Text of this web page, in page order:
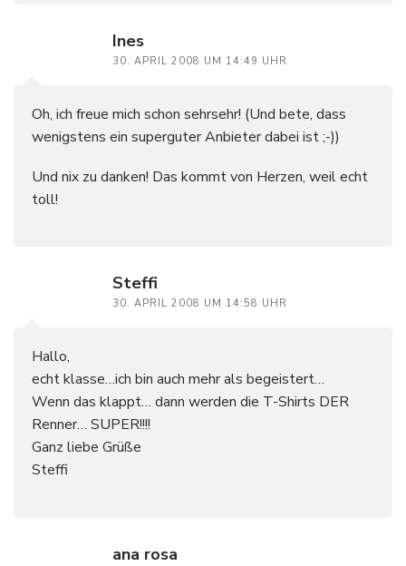
Ines
30. APRIL 2008 UM 14:49 UHR
Oh, ich freue mich schon sehrsehr! (Und bete, dass
wenigstens ein superguter Anbieter dabei ist ;-))
Und nix zu danken! Das kommt von Herzen, weil echt
toll!
Steffi
30. APRIL 2008 UM 14:58 UHR
Hallo,
echt klasse…ich bin auch mehr als begeistert…
Wenn das klappt… dann werden die T-Shirts DER
Renner… SUPER!!!!
Ganz liebe Grüße
Steffi
ana rosa